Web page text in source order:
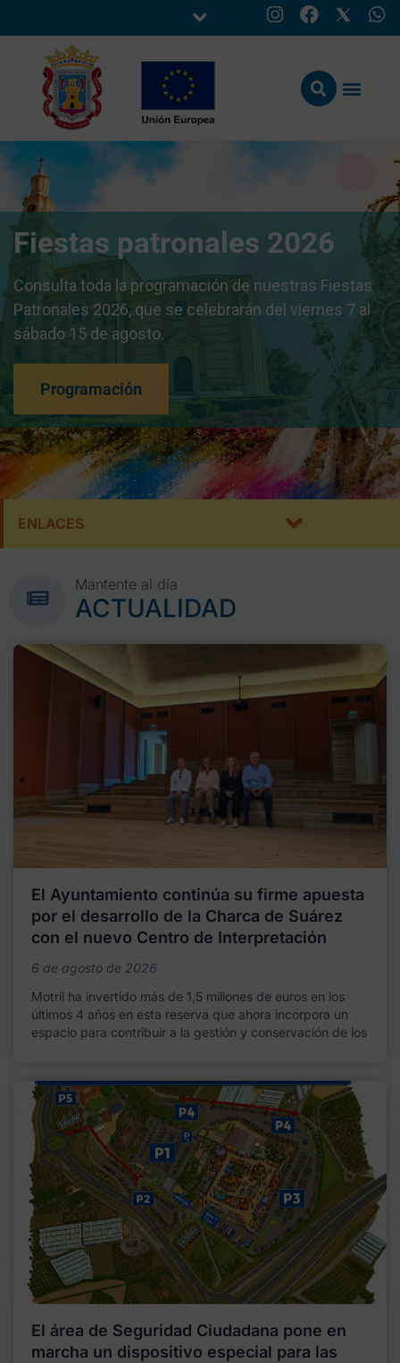
Fiestas patronales 2026
Consulta toda la programación de nuestras Fiestas
Patronales 2026, que se celebrarán del viernes 7 al
sábado 15 de agosto.
Programación
ENLACES
Mantente al día
ACTUALIDAD
El Ayuntamiento continúa su firme apuesta
por el desarrollo de la Charca de Suárez
con el nuevo Centro de Interpretación
6 de agosto de 2026
Motril ha invertido más de 1,5 millones de euros en los
últimos 4 años en esta reserva que ahora incorpora un
espacio para contribuir a la gestión y conservación de los
El área de Seguridad Ciudadana pone en
marcha un dispositivo especial para las